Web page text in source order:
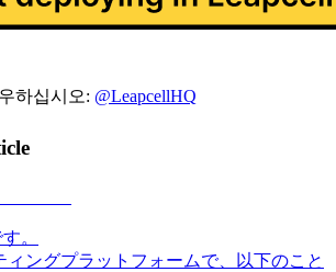
하십시오: @LeapcellHQ
。
ィングプラットフォームで、以下のこと